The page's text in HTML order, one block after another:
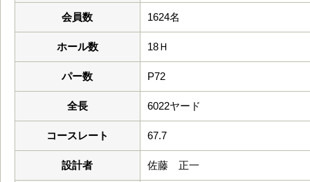
会員数 1624名
ホール数 18Ｈ
パー数 P72
全長 6022ヤード
コースレート 67.7
設計者 佐藤 正一